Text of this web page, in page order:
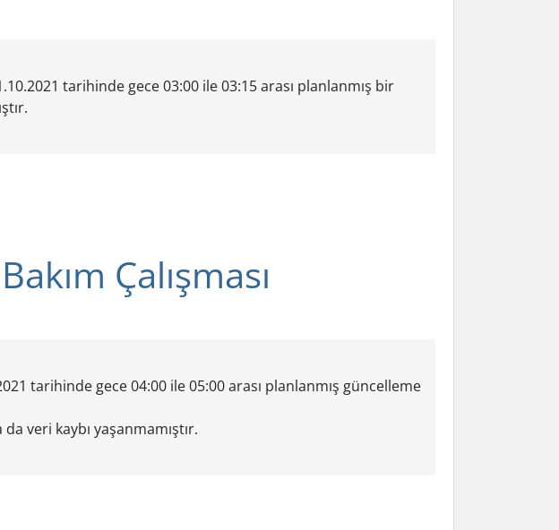
tarihinde gece 03:00 ile 03:15 arası planlanmış bir
Çalışması
tarihinde gece 04:00 ile 05:00 arası planlanmış güncelleme
veri kaybı yaşanmamıştır.